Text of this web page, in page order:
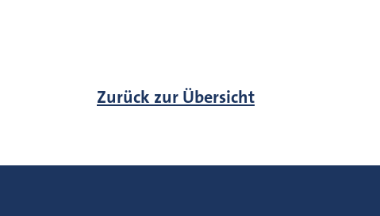
Zurück zur Übersicht